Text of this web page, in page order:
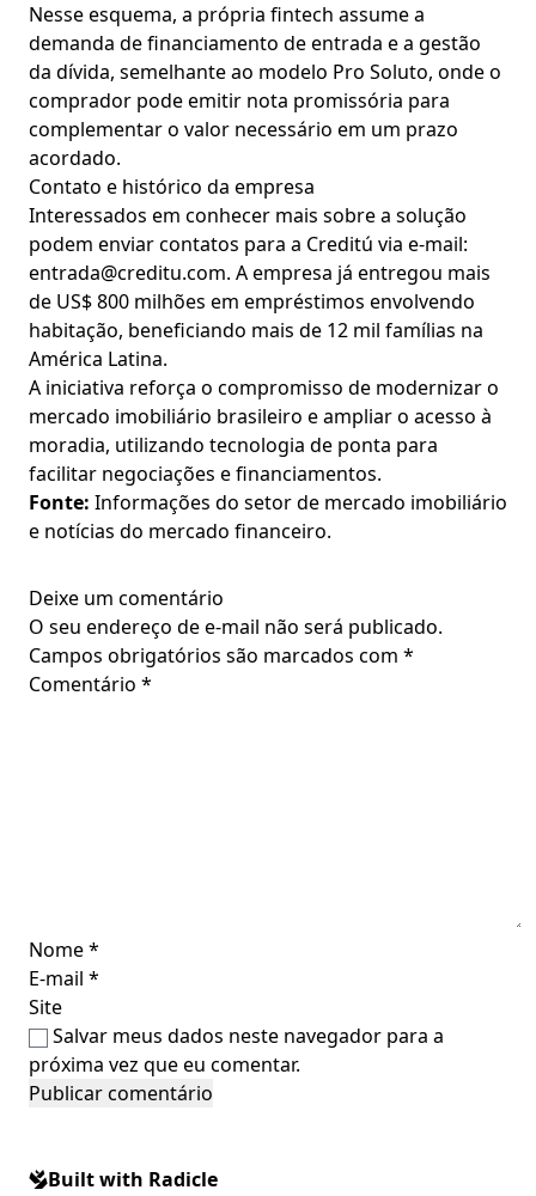
Nesse esquema, a própria fintech assume a
demanda de financiamento de entrada e a gestão
da dívida, semelhante ao modelo Pro Soluto, onde o
comprador pode emitir nota promissória para
complementar o valor necessário em um prazo
acordado.
Contato e histórico da empresa
Interessados em conhecer mais sobre a solução
podem enviar contatos para a Creditú via e-mail:
entrada@creditu.com. A empresa já entregou mais
de US$ 800 milhões em empréstimos envolvendo
habitação, beneficiando mais de 12 mil famílias na
América Latina.
A iniciativa reforça o compromisso de modernizar o
mercado imobiliário brasileiro e ampliar o acesso à
moradia, utilizando tecnologia de ponta para
facilitar negociações e financiamentos.
Fonte: Informações do setor de mercado imobiliário
e notícias do mercado financeiro.
Deixe um comentário
O seu endereço de e-mail não será publicado.
Campos obrigatórios são marcados com *
Comentário *
Nome*
E-mail *
Site
Salvar meus dados neste navegador para a
próxima vez que eu comentar.
Built with Radicle